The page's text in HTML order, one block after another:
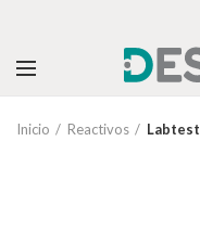
Inicio Reactivos Labtest